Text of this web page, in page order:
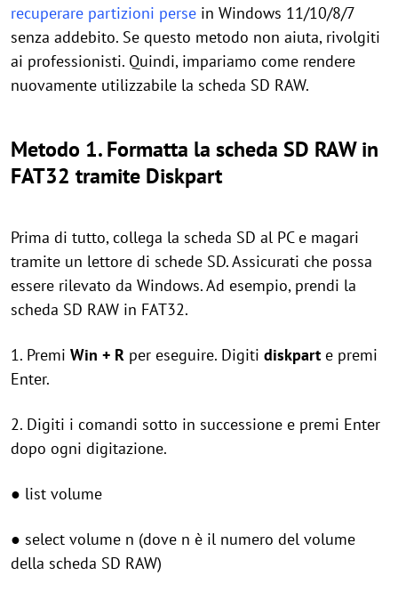
recuperare partizioni perse in Windows 11/10/8/7
senza addebito. Se questo metodo non aiuta, rivolgiti
ai professionisti. Quindi, impariamo come rendere
nuovamente utilizzabile la scheda SD RAW.
Metodo 1.Formatta la scheda SD RAW in
FAT32 tramite Diskpart
Prima di tutto, collega la scheda SD al PC e magari
tramite un lettore di schede SD. Assicurati che possa
essere rilevato da Windows. Ad esempio, prendi la
scheda SD RAW in FAT32.
1. Premi Win + R per eseguire. Digiti diskpart e premi
Enter.
2. Digiti i comandi sotto in successione e premi Enter
dopo ogni digitazione.
● list volume
● select volume n (dove n è il numero del volume
della scheda SD RAW)